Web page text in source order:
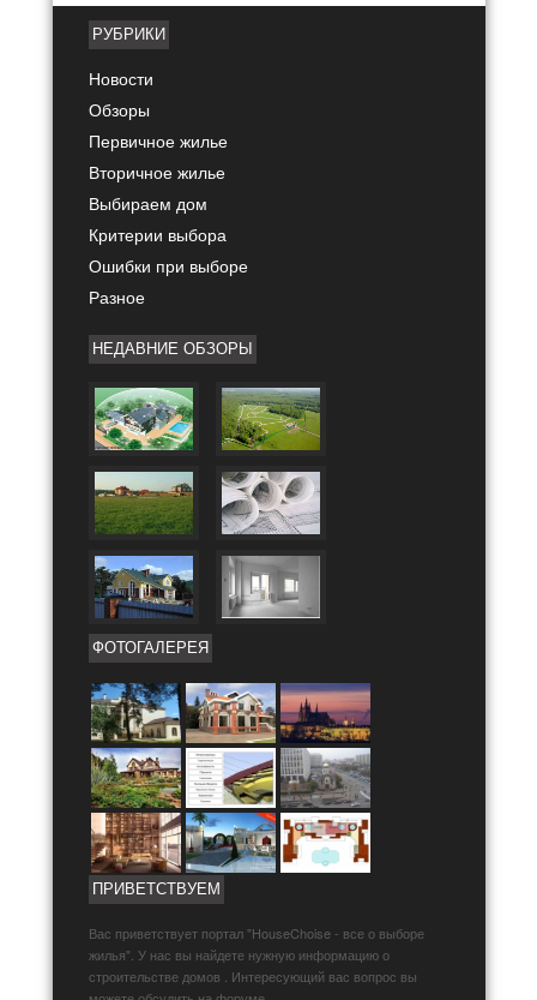
РУБРИКИ
Новости
Обзоры
Первичное жилье
Вторичное жилье
Выбираем дом
Критерии выбора
Ошибки при выборе
Разное
НЕДАВНИЕ ОБЗОРЫ
ФОТОГАЛЕРЕЯ
ПРИВЕТСТВУЕМ
Вас приветствует портал "HouseChoise - все о выборе
жилья". У нас вы найдете нужную информацию о
строительстве домов . Интересующий вас вопрос вы